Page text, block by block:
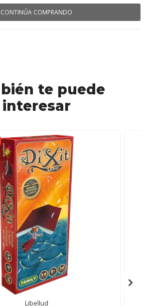
CONTINÚA COMPRANDO
te puede
interesar
Libellud